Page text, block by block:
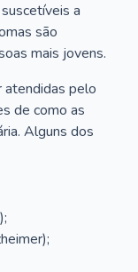
a
são
mais jovens.
atendidas pelo
de como as
Alguns dos